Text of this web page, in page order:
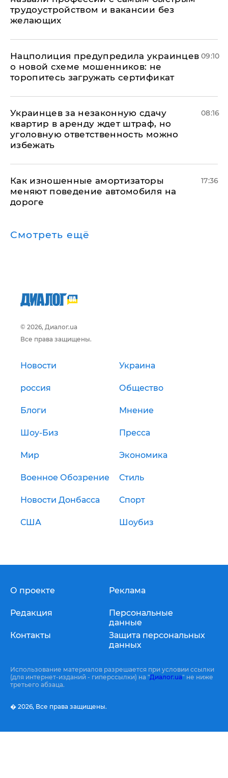
трудоустройством и вакансии без
желающих
Нацполиция предупредила украинцев
о новой схеме мошенников: не
торопитесь загружать сертификат
09:10
Украинцев за незаконную сдачу
квартир в аренду ждет штраф, но
уголовную ответственность можно
избежать
08:16
Как изношенные амортизаторы
меняют поведение автомобиля на
дороге
17:36
Смотреть ещё
© 2026, Диалог.ua
Все права защищены.
Новости Украина
россия Общество
Блоги Мнение
Шоу-Биз Пресса
Мир Экономика
Военное Обозрение Стиль
Новости Донбасса Спорт
США Шоубиз
О проекте
Редакция
Контакты
Реклама
Персональные
данные
Защита персональных
данных
Использование материалов разрешается при условии ссылки
(для интернет-изданий - гиперссылки) на "Диалог.ua" не ниже
третьего абзаца.
� 2026, Все права защищены.